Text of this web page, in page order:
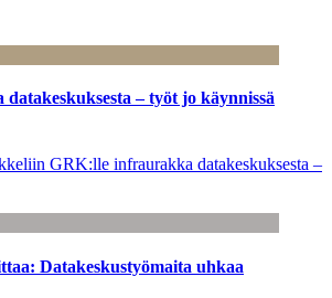
– työt jo käynnissä
GRK:lle infraurakka datakeskuksesta –
Datakeskustyömaita uhkaa